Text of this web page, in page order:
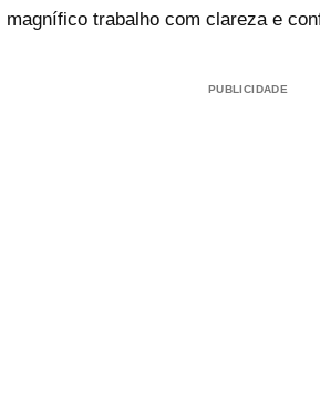
magnífico trabalho com clareza e
PUBLICIDADE